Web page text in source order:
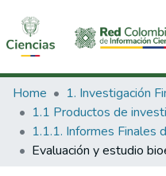
Communities & Collections
All of DSpace
Statistics
Home